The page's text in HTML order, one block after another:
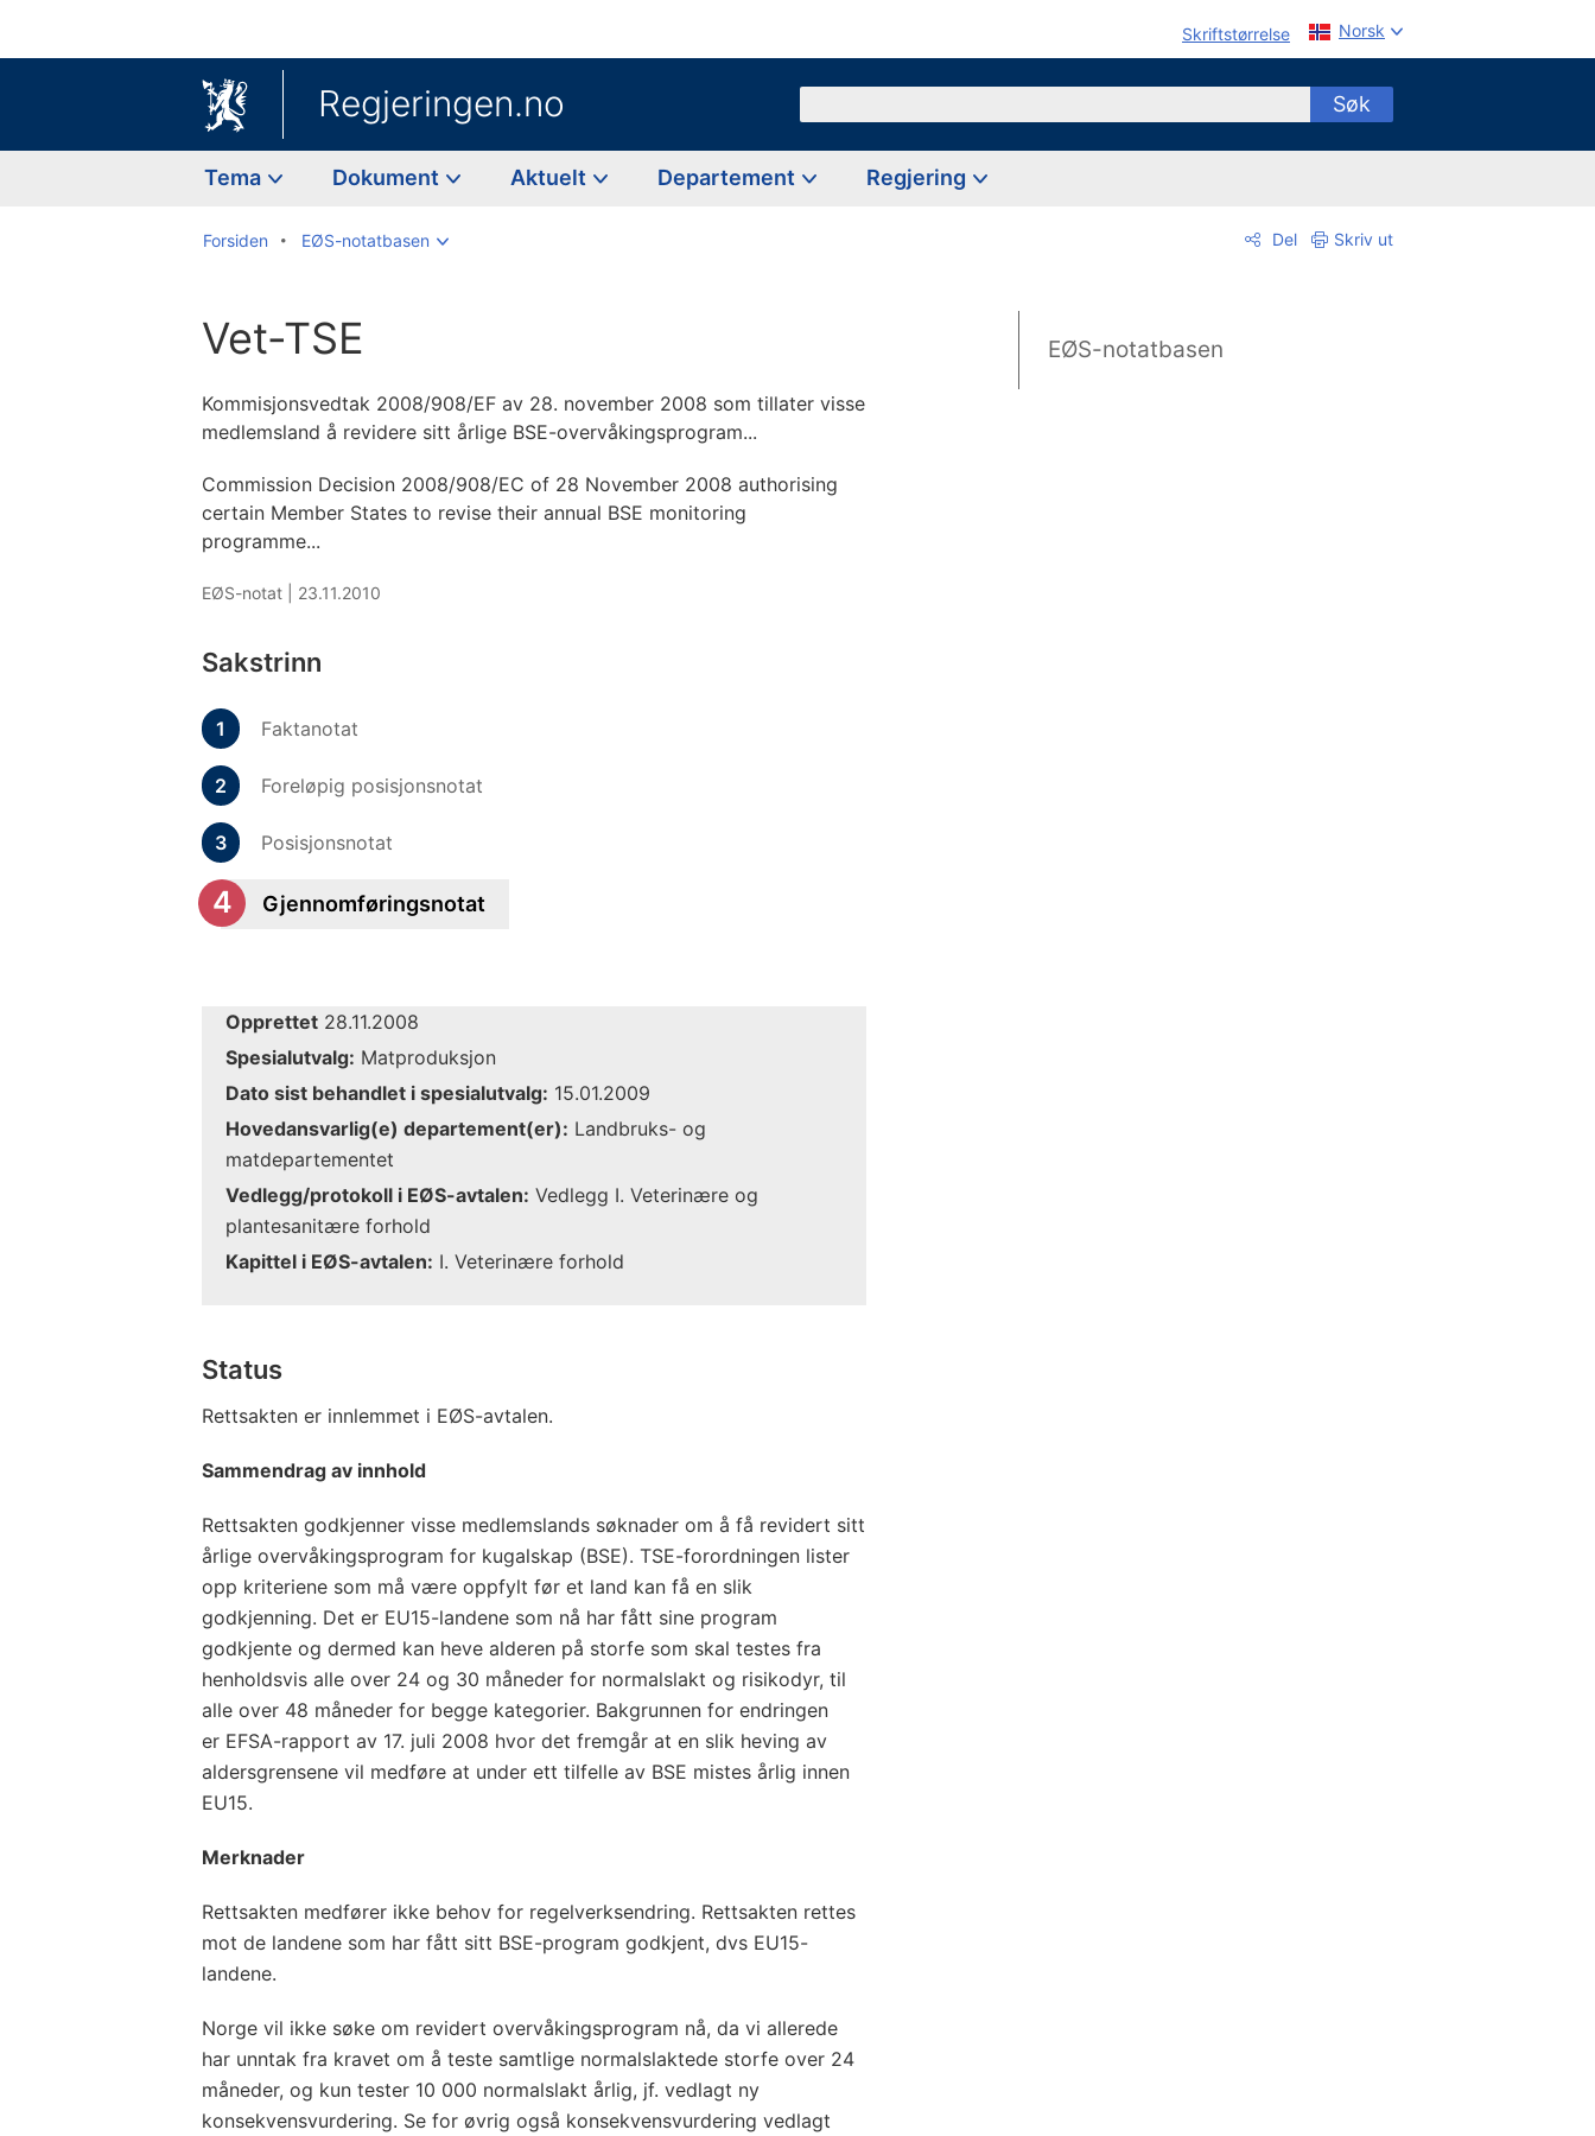
Skriftstørrelse Norsk
Regjeringen.no Søk
Tema Dokument Aktuelt Departement Regjering
Forsiden EØS-notatbasen Del Skriv ut
Vet-TSE
Kommisjonsvedtak 2008/908/EF av 28. november 2008 som tillater visse
medlemsland å revidere sitt årlige BSE-overvåkingsprogram...
Commission Decision 2008/908/EC of 28 November 2008 authorising
certain Member States to revise their annual BSE monitoring
programme...
EØS-notat | 23.11.2010
Sakstrinn
Faktanotat
Foreløpig posisjonsnotat
Posisjonsnotat
Gjennomføringsnotat
Opprettet 28.11.2008
Spesialutvalg: Matproduksjon
Dato sist behandlet i spesialutvalg: 15.01.2009
Hovedansvarlig(e) departement(er): Landbruks- og
matdepartementet
Vedlegg/protokoll i EØS-avtalen: Vedlegg I. Veterinære og
plantesanitære forhold
Kapittel i EØS-avtalen: I. Veterinære forhold
Status
Rettsakten er innlemmet i EØS-avtalen.
Sammendrag av innhold
Rettsakten godkjenner visse medlemslands søknader om å få revidert sitt
årlige overvåkingsprogram for kugalskap (BSE). TSE-forordningen lister
opp kriteriene som må være oppfylt før et land kan få en slik
godkjenning. Det er EU15-landene som nå har fått sine program
godkjente og dermed kan heve alderen på storfe som skal testes fra
henholdsvis alle over 24 og 30 måneder for normalslakt og risikodyr, til
alle over 48 måneder for begge kategorier. Bakgrunnen for endringen
er EFSA-rapport av 17. juli 2008 hvor det fremgår at en slik heving av
aldersgrensene vil medføre at under ett tilfelle av BSE mistes årlig innen
EU15.
Merknader
Rettsakten medfører ikke behov for regelverksendring. Rettsakten rettes
mot de landene som har fått sitt BSE-program godkjent, dvs EU15-
landene.
Norge vil ikke søke om revidert overvåkingsprogram nå, da vi allerede
har unntak fra kravet om å teste samtlige normalslaktede storfe over 24
måneder, og kun tester 10 000 normalslakt årlig, jf. vedlagt ny
konsekvensvurdering. Se for øvrig også konsekvensvurdering vedlagt
EØS-notatbasen